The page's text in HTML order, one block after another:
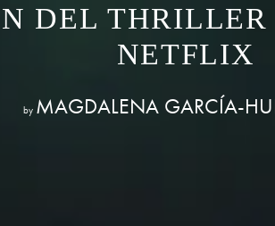
DEL
NETFLIX
by MAGDALENA GARCÍA-